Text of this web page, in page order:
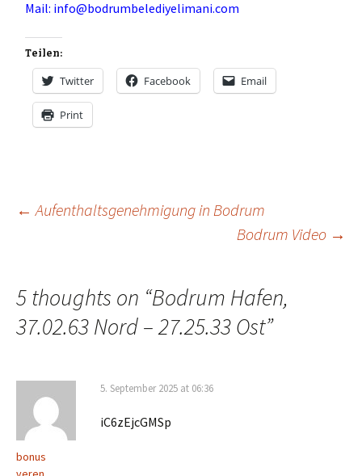
Mail: info@bodrumbelediyelimani.com
Teilen:
Twitter Facebook Email
Print
Post
← Aufenthaltsgenehmigung in Bodrum
Bodrum Video →
5 thoughts on “Bodrum Hafen,
37.02.63 Nord – 27.25.33 Ost”
bonus
5. September 2025 at 06:36
iC6zEjcGMSp